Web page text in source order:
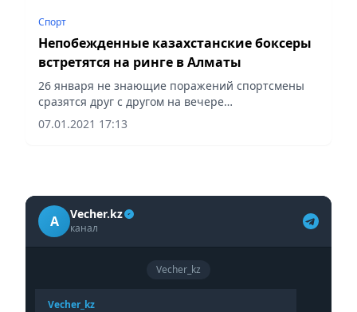
Спорт
Непобежденные казахстанские боксеры
встретятся на ринге в Алматы
26 января не знающие поражений спортсмены
сразятся друг с другом на вечере
профессионального бокса.
07.01.2021 17:13
A Vecher.kz
канал
Vecher_kz
Vecher_kz